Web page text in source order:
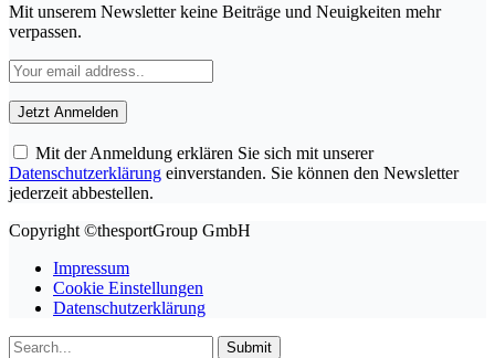
Mit unserem Newsletter keine Beiträge und Neuigkeiten mehr
verpassen.
Mit der Anmeldung erklären Sie sich mit unserer
Datenschutzerklärung einverstanden. Sie können den Newsletter
jederzeit abbestellen.
Copyright ©thesportGroup GmbH
Impressum
Cookie Einstellungen
Datenschutzerklärung
Submit